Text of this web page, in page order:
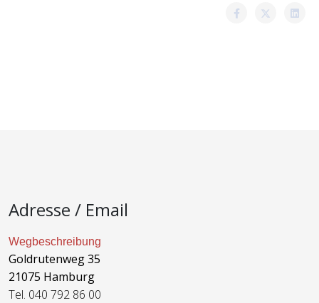
Adresse / Email
Wegbeschreibung
Goldrutenweg 35
21075 Hamburg
Tel. 040 792 86 00